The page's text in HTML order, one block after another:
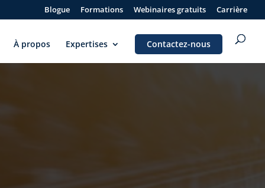
Blogue Formations Webinaires gratuits Carrière
À propos Expertises Contactez-nous